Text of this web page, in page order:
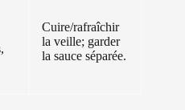
Cuire/rafraîchir
la veille; garder
la sauce séparée.